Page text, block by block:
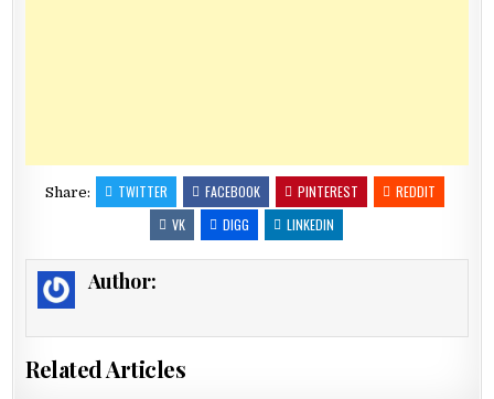
Share: TWITTER FACEBOOK PINTEREST
REDDIT
VK
DIGG LINKEDIN
Author:
Related Articles